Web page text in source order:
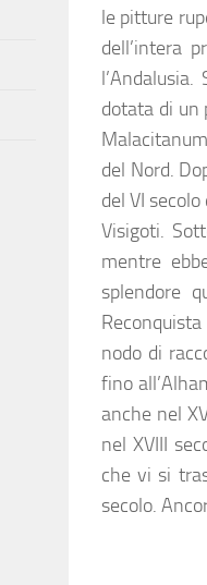
le pitture
dell’intera
dotata di un
del Nord.
del VI secolo
Visigoti.
mentre
splendore
nodo di
fino
anche nel
nel XVIII
che vi si
secolo.